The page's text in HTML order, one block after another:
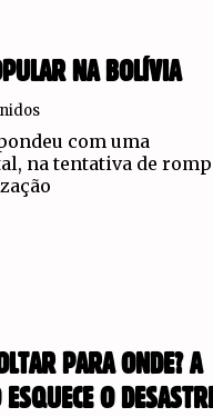
NA BOLÍVIA
com uma
na tentativa de
PARA ONDE? A
O